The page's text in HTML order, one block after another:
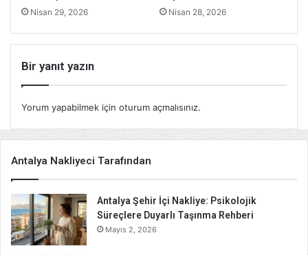
Nisan 29, 2026 Nisan 28, 2026
Bir yanıt yazın
Yorum yapabilmek için oturum açmalısınız.
Antalya Nakliyeci Tarafından
Antalya Şehir İçi Nakliye: Psikolojik
Süreçlere Duyarlı Taşınma Rehberi
Mayıs 2, 2026